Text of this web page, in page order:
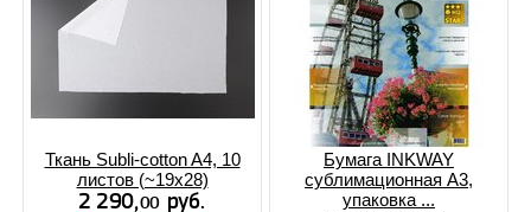
Ткань Subli-cotton A4, 10
листов (~19x28)
Бумага INKWAY
сублимационная A3,
упаковка ...